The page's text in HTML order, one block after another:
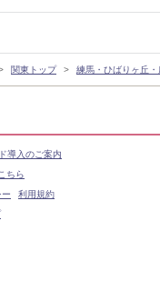
関東トップ 練馬・ひばりヶ丘
導入のご案内
ちら
利用規約